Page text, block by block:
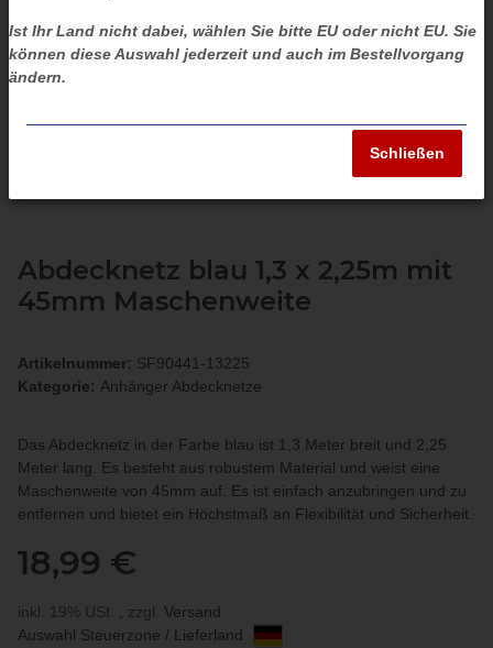
Abdecknetz blau 1,3 x 2,25m mit
45mm Maschenweite
Artikelnummer: SF90441-13225
Kategorie: Anhänger Abdecknetze
Das Abdecknetz in der Farbe blau ist 1,3 Meter breit und 2,25
Meter lang. Es besteht aus robustem Material und weist eine
Maschenweite von 45mm auf. Es ist einfach anzubringen und zu
entfernen und bietet ein Höchstmaß an Flexibilität und Sicherheit.
18,99 €
inkl. 19% USt. , zzgl. Versand
Auswahl Steuerzone / Lieferland
Ist Ihr Land nicht dabei, wählen Sie bitte EU oder nicht EU. Sie
können diese Auswahl jederzeit und auch im Bestellvorgang
ändern.
Schließen